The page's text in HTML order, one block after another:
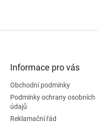
Informace pro vás
Obchodní podmínky
Podmínky ochrany osobních
údajů
Reklamační řád